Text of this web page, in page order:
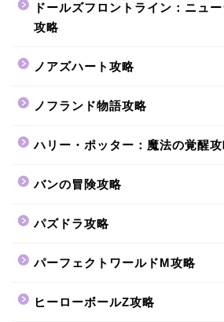
ドールズフロントライン：ニュ
攻略
ノアズハート攻略
ノフランド物語攻略
ハリー・ポッター：魔法の覚醒攻
バンの冒険攻略
パズドラ攻略
パーフェクトワールドM攻略
ヒーローボールZ攻略